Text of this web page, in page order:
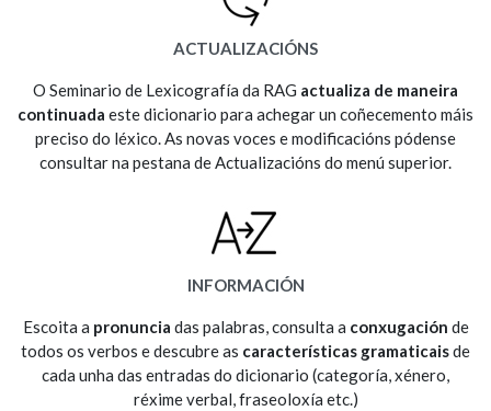
Nos exemplos
Na fraseoloxía
Marcas gramaticais
ACTUALIZACIÓNS
O Seminario de Lexicografía da RAG actualiza de maneira
continuada este dicionario para achegar un coñecemento máis
preciso do léxico. As novas voces e modificacións pódense
consultar na pestana de Actualizacións do menú superior.
INFORMACIÓN
Escoita a pronuncia das palabras, consulta a conxugación de
todos os verbos e descubre as características gramaticaisde
cada unha das entradas do dicionario (categoría, xénero,
réxime verbal, fraseoloxía etc.)